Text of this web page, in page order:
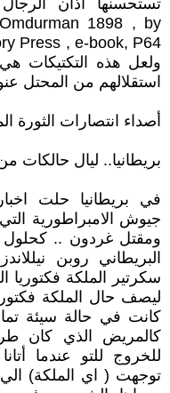
1898 , by
ولعل هذه التكتيكات هي
استقلالهم من المحتل
أصداء انتصارات الثورة
بريطانيا.. ليال حالكات
في بريطانيا حلت
جيوش الامبراطورية
ومقتل غردون .. كحلول
البريطاني روبن
سكرتير الملكة
ليصف حال الملكة
كانت في حالة سيئة
كالمريض الذي كان
للخروج للتو عندما
توجهت ( اي الملكة)